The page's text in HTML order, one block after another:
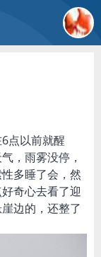
点以前就醒
，雨雾没停，
多睡了会，然
奇心去看了迎
边的，还整了